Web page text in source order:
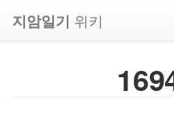
지암일기 위키